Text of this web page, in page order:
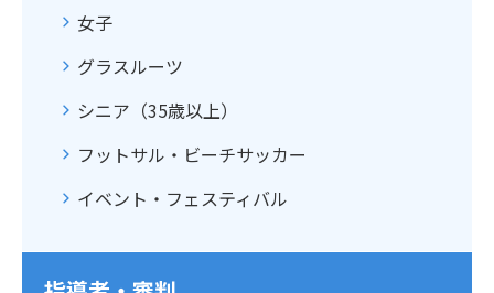
女子
グラスルーツ
シニア（35歳以上）
フットサル・ビーチサッカー
イベント・フェスティバル